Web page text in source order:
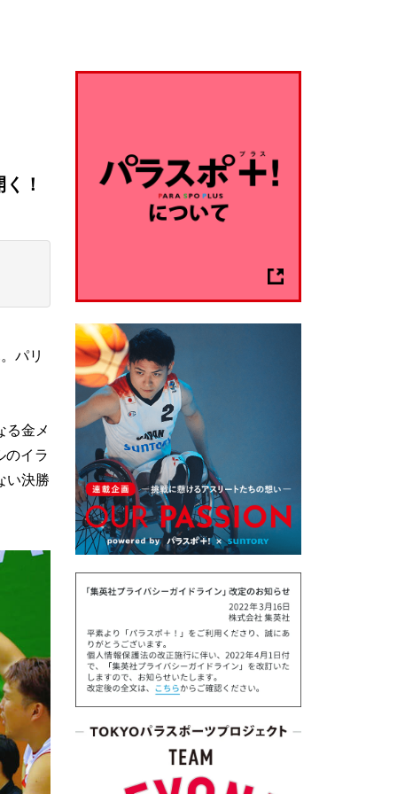
！
パリ
る金メ
のイラ
い決勝